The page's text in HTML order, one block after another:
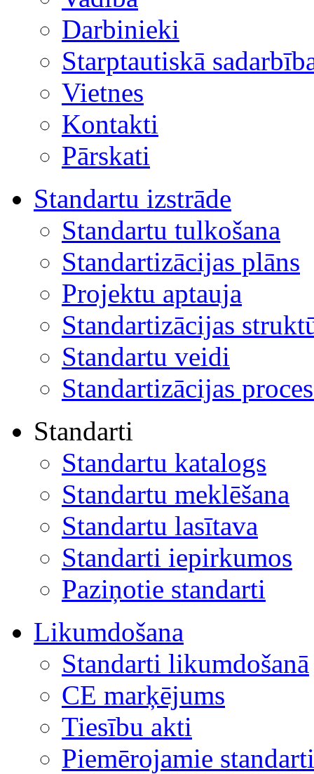
Darbinieki
Starptautiskā
Vietnes
Kontakti
Pārskati
Standartu izstrāde
Standartu tulkošana
Standartizācijas plāns
Projektu aptauja
Standartizācijas
Standartu veidi
Standartizācijas
Standarti
Standartu katalogs
Standartu meklēšana
Standartu lasītava
Standarti iepirkumos
Paziņotie standarti
Likumdošana
Standarti likumdošanā
CE marķējums
Tiesību akti
Piemērojamie standarti